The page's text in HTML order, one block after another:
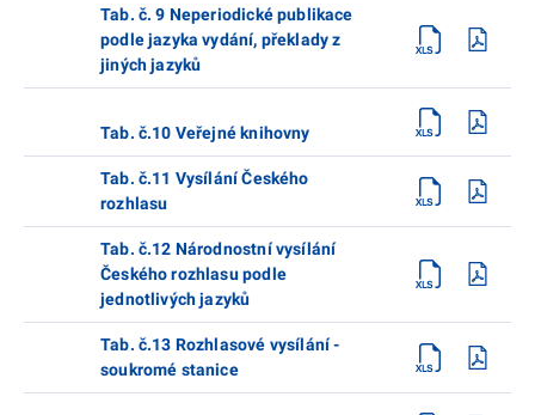
Tab. č. 9 Neperiodické publikace
podle jazyka vydání, překlady z
jiných jazyků
Tab. č.10 Veřejné knihovny
Tab. č.11 Vysílání Českého
rozhlasu
Tab. č.12 Národnostní vysílání
Českého rozhlasu podle
jednotlivých jazyků
Tab. č.13 Rozhlasové vysílání -
soukromé stanice